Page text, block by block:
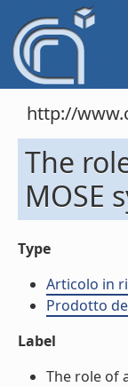
http://
The
MOSE
Type
Articolo in
Prodotto
Label
The role of